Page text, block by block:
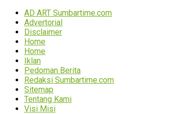
AD ART Sumbartime.com
Advertorial
Disclaimer
Home
Home
Iklan
Pedoman Berita
Redaksi Sumbartime.com
Sitemap
Tentang Kami
Visi Misi